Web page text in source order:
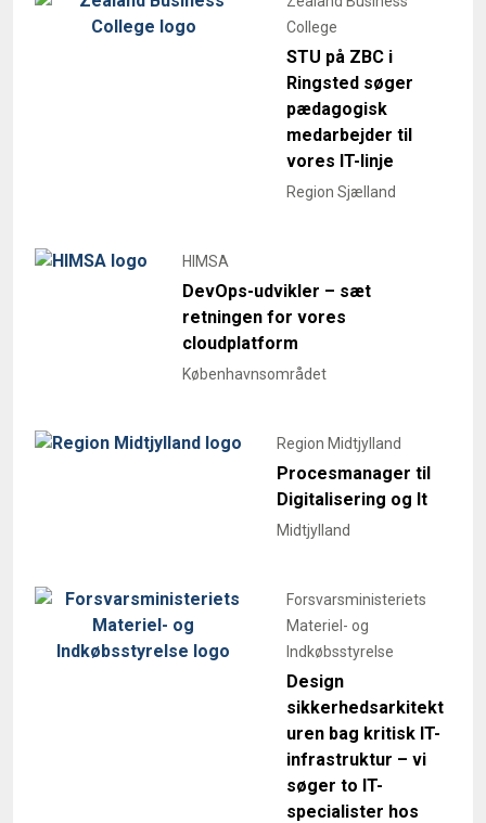
College
STU på ZBC i
Ringsted søger
pædagogisk
medarbejder til
vores IT-linje
Region Sjælland
HIMSA
DevOps-udvikler – sæt
retningen for vores
cloudplatform
Københavnsområdet
Region Midtjylland
Procesmanager til
Digitalisering og It
Midtjylland
Forsvarsministeriets
Materiel- og
Indkøbsstyrelse
Design
sikkerhedsarkitekt
uren bag kritisk IT-
infrastruktur – vi
søger to IT-
specialister hos